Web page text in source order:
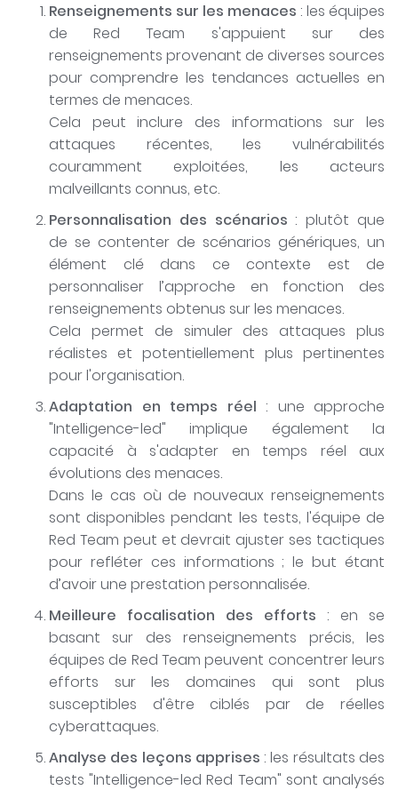
Renseignements sur les menaces : les équipes
de Red Team s'appuient sur des
renseignements provenant de diverses sources
pour comprendre les tendances actuelles en
termes de menaces.
Cela peut inclure des informations sur les
attaques récentes, les vulnérabilités
couramment exploitées, les acteurs
malveillants connus, etc.
Personnalisation des scénarios : plutôt que
de se contenter de scénarios génériques, un
élément clé dans ce contexte est de
personnaliser l’approche en fonction des
renseignements obtenus sur les menaces.
Cela permet de simuler des attaques plus
réalistes et potentiellement plus pertinentes
pour l'organisation.
Adaptation en temps réel : une approche
"Intelligence-led" implique également la
capacité à s'adapter en temps réel aux
évolutions des menaces.
Dans le cas où de nouveaux renseignements
sont disponibles pendant les tests, l'équipe de
Red Team peut et devrait ajuster ses tactiques
pour refléter ces informations ; le but étant
d’avoir une prestation personnalisée.
Meilleure focalisation des efforts : en se
basant sur des renseignements précis, les
équipes de Red Team peuvent concentrer leurs
efforts sur les domaines qui sont plus
susceptibles d'être ciblés par de réelles
cyberattaques.
Analyse des leçons apprises : les résultats des
tests "Intelligence-led Red Team" sont analysés